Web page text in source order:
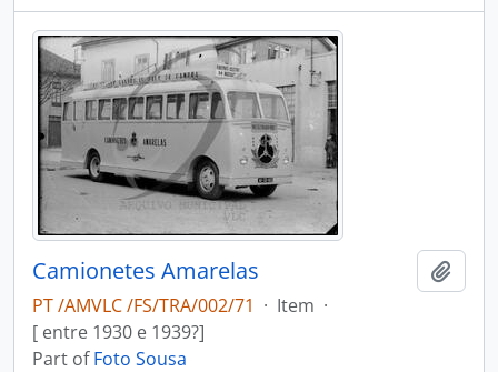
Camionetes Amarelas
PT /AMVLC /FS/TRA/002/71 · Item ·
[ entre 1930 e 1939?]
Part ofFoto Sousa